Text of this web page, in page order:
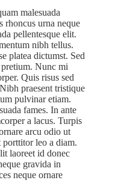
malesuada
rhoncus urna neque
pellentesque elit.
nibh tellus.
platea dictumst. Sed
pretium. Nunc mi
Quis risus sed
praesent tristique
pulvinar etiam.
fames. In ante
a lacus. Turpis
arcu odio ut
leo a diam.
laoreet id donec
gravida in
neque ornare